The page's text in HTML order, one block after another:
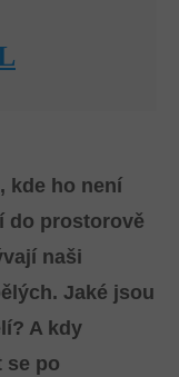
kde ho není
do prostorově
naši
Jaké jsou
A kdy
se po